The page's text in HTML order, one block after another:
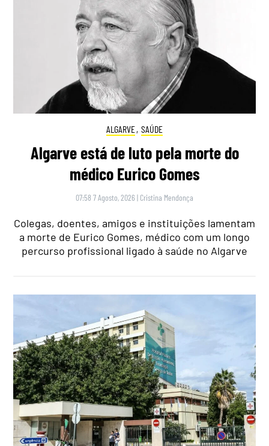
ALGARVE, SAÚDE
Algarve está de luto pela morte do
médico Eurico Gomes
07:58 7 Agosto, 2026 | Cristina Mendonça
Colegas, doentes, amigos e instituições lamentam
a morte de Eurico Gomes, médico com um longo
percurso profissional ligado à saúde no Algarve